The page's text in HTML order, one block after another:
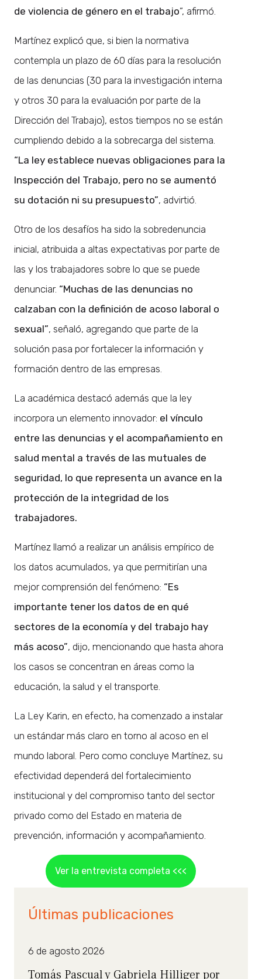
de violencia de género en el trabajo”, afirmó.
Martínez explicó que, si bien la normativa
contempla un plazo de 60 días para la resolución
de las denuncias (30 para la investigación interna
y otros 30 para la evaluación por parte de la
Dirección del Trabajo), estos tiempos no se están
cumpliendo debido a la sobrecarga del sistema.
“La ley establece nuevas obligaciones para la
Inspección del Trabajo, pero no se aumentó
su dotación ni su presupuesto”, advirtió.
Otro de los desafíos ha sido la sobredenuncia
inicial, atribuida a altas expectativas por parte de
las y los trabajadores sobre lo que se puede
denunciar. “Muchas de las denuncias no
calzaban con la definición de acoso laboral o
sexual”, señaló, agregando que parte de la
solución pasa por fortalecer la información y
formación dentro de las empresas.
La académica destacó además que la ley
incorpora un elemento innovador: el vínculo
entre las denuncias y el acompañamiento en
salud mental a través de las mutuales de
seguridad, lo que representa un avance en la
protección de la integridad de los
trabajadores.
Martínez llamó a realizar un análisis empírico de
los datos acumulados, ya que permitirían una
mejor comprensión del fenómeno: “Es
importante tener los datos de en qué
sectores de la economía y del trabajo hay
más acoso”, dijo, mencionando que hasta ahora
los casos se concentran en áreas como la
educación, la salud y el transporte.
La Ley Karin, en efecto, ha comenzado a instalar
un estándar más claro en torno al acoso en el
mundo laboral. Pero como concluye Martínez, su
efectividad dependerá del fortalecimiento
institucional y del compromiso tanto del sector
privado como del Estado en materia de
prevención, información y acompañamiento.
Ver la entrevista completa <<<
Últimas publicaciones
6 de agosto 2026
Tomás Pascual y Gabriela Hilliger por